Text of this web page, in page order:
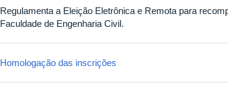
Regulamenta a Eleição Eletrônica e Remota para
Faculdade de Engenharia Civil.
Homologação das inscrições